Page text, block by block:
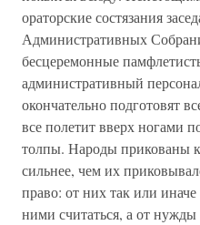
ораторские состязания
Административных
бесцеремонные
административный
окончательно подготовят
все полетит вверх ногами
толпы. Народы прикованы
сильнее, чем их
право: от них так или
ними считаться, а от